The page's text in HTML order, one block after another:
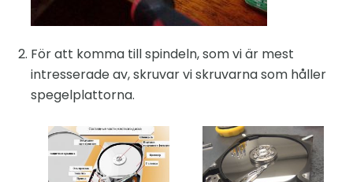
För att komma till spindeln, som vi är mest
intresserade av, skruvar vi skruvarna som håller
spegelplattorna.